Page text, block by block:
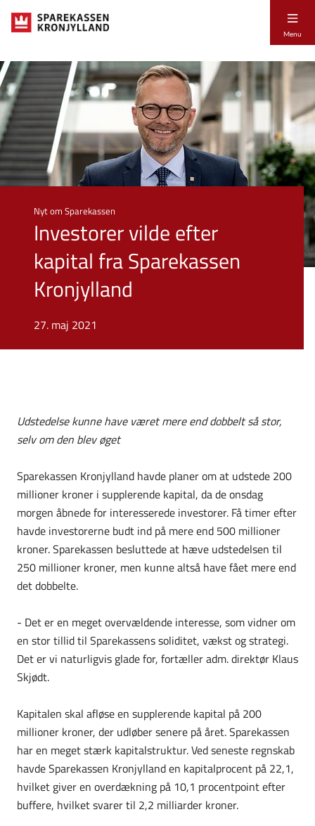
Menu
Nyt om Sparekassen
Investorer vilde efter
kapital fra Sparekassen
Kronjylland
27. maj 2021
Udstedelse kunne have været mere end dobbelt så stor,
selv om den blev øget
Sparekassen Kronjylland havde planer om at udstede 200
millioner kroner i supplerende kapital, da de onsdag
morgen åbnede for interesserede investorer. Få timer efter
havde investorerne budt ind på mere end 500 millioner
kroner. Sparekassen besluttede at hæve udstedelsen til
250 millioner kroner, men kunne altså have fået mere end
det dobbelte.
- Det er en meget overvældende interesse, som vidner om
en stor tillid til Sparekassens soliditet, vækst og strategi.
Det er vi naturligvis glade for, fortæller adm. direktør Klaus
Skjødt.
Kapitalen skal afløse en supplerende kapital på 200
millioner kroner, der udløber senere på året. Sparekassen
har en meget stærk kapitalstruktur. Ved seneste regnskab
havde Sparekassen Kronjylland en kapitalprocent på 22,1,
hvilket giver en overdækning på 10,1 procentpoint efter
buffere, hvilket svarer til 2,2 milliarder kroner.